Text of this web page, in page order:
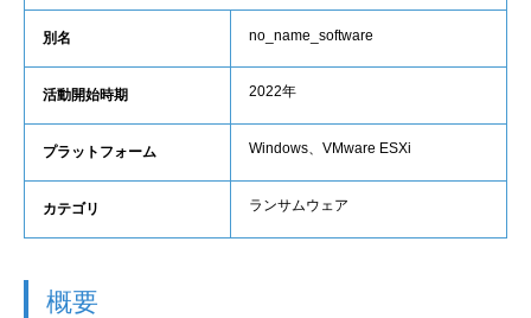
別名 no_name_software
活動開始時期 2022年
プラットフォーム Windows、VMware ESXi
カテゴリ ランサムウェア
概要